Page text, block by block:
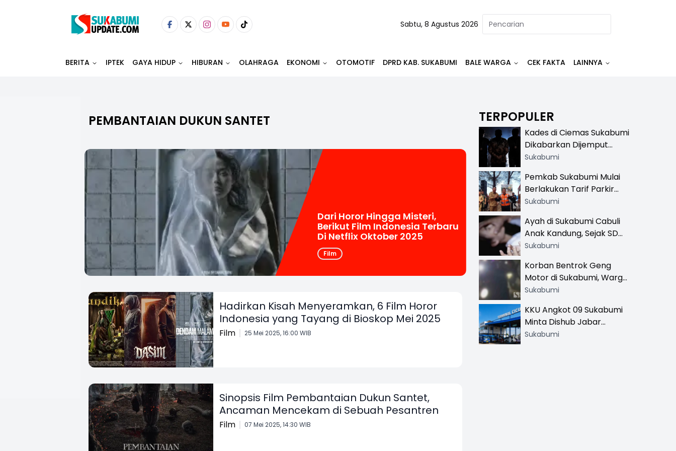
Sabtu, 8 Agustus 2026
BERITA IPTEK GAYA HIDUP HIBURAN OLAHRAGA EKONOMI OTOMOTIF DPRD KAB. SUKABUMI BALE WARGA CEK FAKTA LAINNYA
PEMBANTAIAN DUKUN SANTET
Dari Horor Hingga Misteri,
Berikut Film Indonesia Terbaru
Di Netflix Oktober 2025
Film
Hadirkan Kisah Menyeramkan, 6 Film Horor
Indonesia yang Tayang di Bioskop Mei 2025
Film 25 Mei 2025, 16:00 WIB
Sinopsis Film Pembantaian Dukun Santet,
Ancaman Mencekam di Sebuah Pesantren
Film 07 Mei 2025, 14:30 WIB
TERPOPULER
Kades di Ciemas Sukabumi
Dikabarkan Dijemput
Satnarkoba, Polisi
Sukabumi
Pemkab Sukabumi Mulai
Berlakukan Tarif Parkir
Resmi di 13 Lokasi Wisata,
Khusus
Sukabumi
Ayah di Sukabumi Cabuli
Anak Kandung, Sejak SD
Hingga SMA
Sukabumi
Korban Bentrok Geng
Motor di Sukabumi, Warga
dan Sopir Tangki
Sukabumi
KKU Angkot 09 Sukabumi
Minta Dishub Jabar
Tertibkan Trayek Ciawi-
Sukabumi